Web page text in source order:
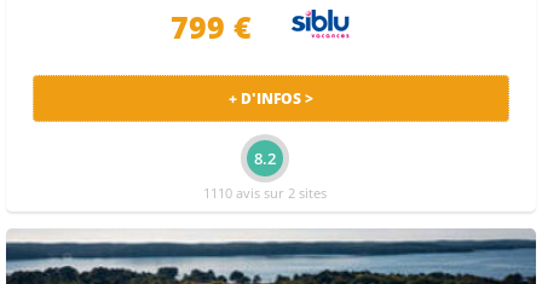
799 €
+ D'INFOS >
8.2
1110 avis sur 2 sites